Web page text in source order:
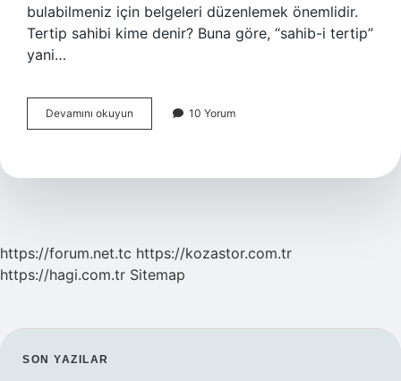
bulabilmeniz için belgeleri düzenlemek önemlidir.
Tertip sahibi kime denir? Buna göre, “sahib-i tertip”
yani…
Devamını okuyun
Ne
10 Yorum
https://forum.net.tc https://kozastor.com.tr
https://hagi.com.tr Sitemap
SIDEBAR
SON YAZILAR